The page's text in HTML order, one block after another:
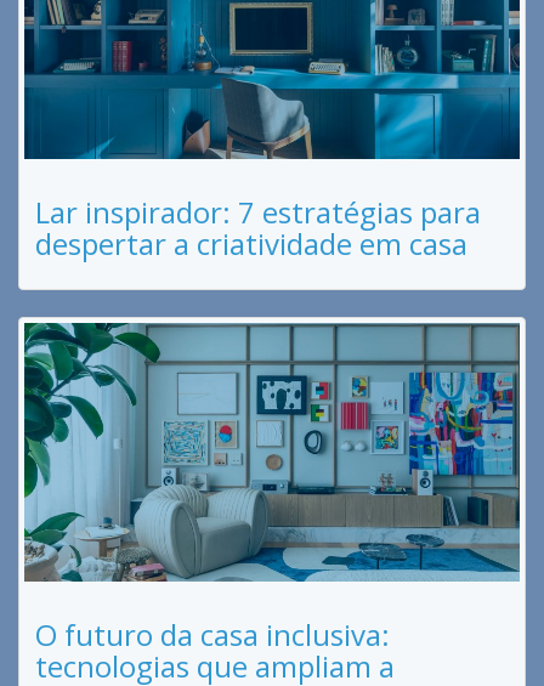
Lar inspirador: 7 estratégias para
despertar a criatividade em casa
O futuro da casa inclusiva:
tecnologias que ampliam a